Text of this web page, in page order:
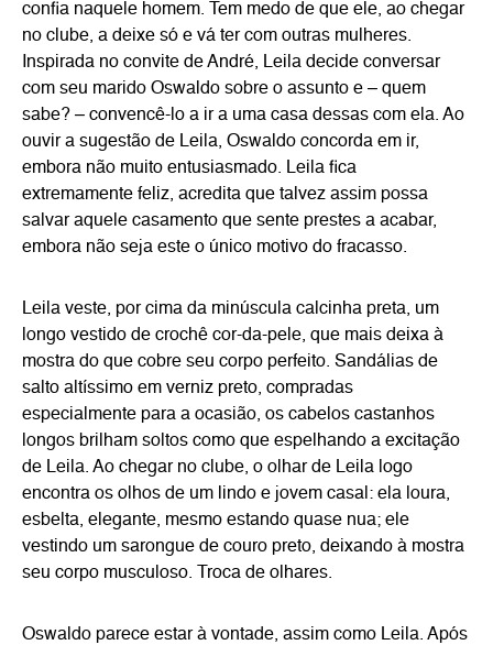
confia naquele homem. Tem medo de que ele, ao chegar
no clube, a deixe só e vá ter com outras mulheres.
Inspirada no convite de André, Leila decide conversar
com seu marido Oswaldo sobre o assunto e – quem
sabe? – convencê-lo a ir a uma casa dessas com ela. Ao
ouvir a sugestão de Leila, Oswaldo concorda em ir,
embora não muito entusiasmado. Leila fica
extremamente feliz, acredita que talvez assim possa
salvar aquele casamento que sente prestes a acabar,
embora não seja este o único motivo do fracasso.
Leila veste, por cima da minúscula calcinha preta, um
longo vestido de crochê cor-da-pele, que mais deixa à
mostra do que cobre seu corpo perfeito. Sandálias de
salto altíssimo em verniz preto, compradas
especialmente para a ocasião, os cabelos castanhos
longos brilham soltos como que espelhando a excitação
de Leila. Ao chegar no clube, o olhar de Leila logo
encontra os olhos de um lindo e jovem casal: ela loura,
esbelta, elegante, mesmo estando quase nua; ele
vestindo um sarongue de couro preto, deixando à mostra
seu corpo musculoso. Troca de olhares.
Oswaldo parece estar à vontade, assim como Leila. Após